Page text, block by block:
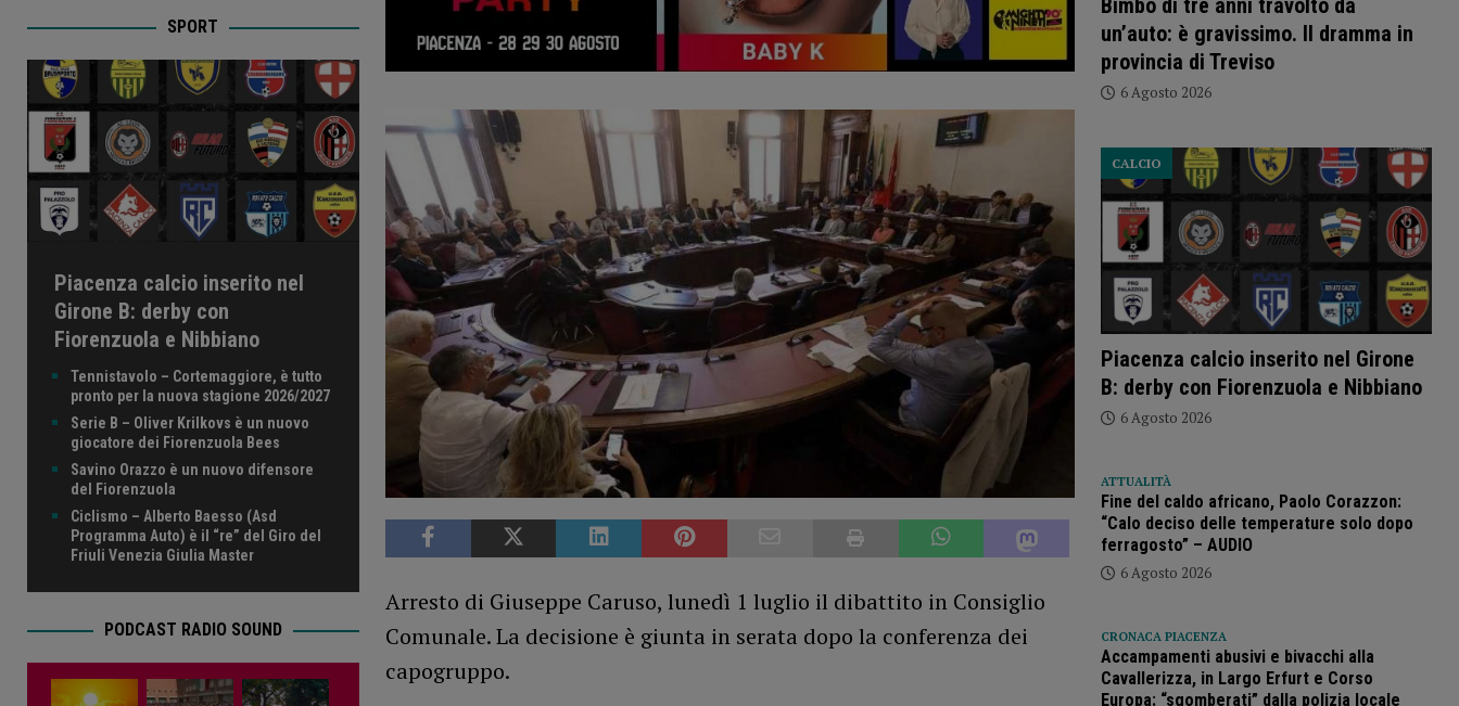
Arresto di Giuseppe Caruso, lunedì 1 luglio il dibattito in Consiglio
Comunale. La decisione è giunta in serata dopo la conferenza dei
capogruppo.
SPORT
Piacenza calcio inserito nel
Girone B: derby con
Fiorenzuola e Nibbiano
Tennistavolo – Cortemaggiore, è tutto
pronto per la nuova stagione 2026/2027
Serie B – Oliver Krilkovs è un nuovo
giocatore dei Fiorenzuola Bees
Savino Orazzo è un nuovo difensore
del Fiorenzuola
Ciclismo – Alberto Baesso (Asd
Programma Auto) è il “re” del Giro del
Friuli Venezia Giulia Master
PODCAST RADIO SOUND
Bimbo di tre anni travolto da
un’auto: è gravissimo. Il dramma in
provincia di Treviso
6 Agosto 2026
Piacenza calcio inserito nel Girone
B: derby con Fiorenzuola e Nibbiano
CALCIO
6 Agosto 2026
ATTUALITÀ
Fine del caldo africano, Paolo Corazzon:
“Calo deciso delle temperature solo dopo
ferragosto” – AUDIO
6 Agosto 2026
CRONACA PIACENZA
Accampamenti abusivi e bivacchi alla
Cavallerizza, in Largo Erfurt e Corso
Europa: “sgomberati” dalla polizia locale